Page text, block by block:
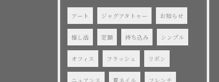
アート ジャグアタトゥー お知らせ
推し活 定額 持ち込み シンプル
オフィス フラッシュ リボン
ニュアンス 夏ネイル フレンチ